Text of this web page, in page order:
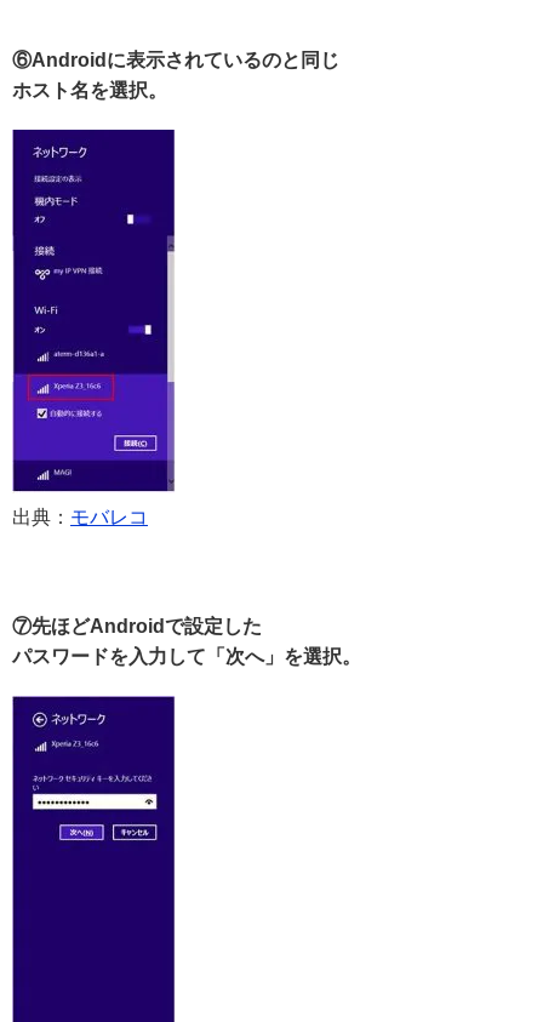
⑥Androidに表示されているのと同じ
ホスト名を選択。
出典： モバレコ
⑦先ほどAndroidで設定した
パスワードを入力して「次へ」を選択。